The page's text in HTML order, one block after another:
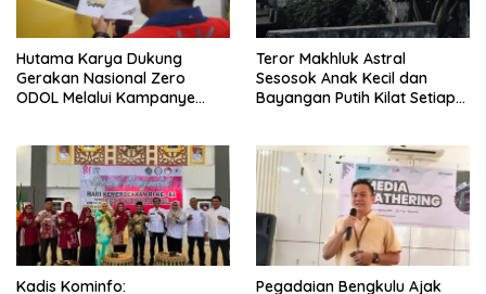
Hutama Karya Dukung
Gerakan Nasional Zero
ODOL Melalui Kampanye
Teror Makhluk Astral
Sesosok Anak Kecil dan
Bayangan Putih Kilat Setiap
Kadis Kominfo: Pegadaian Bengkulu Ajak